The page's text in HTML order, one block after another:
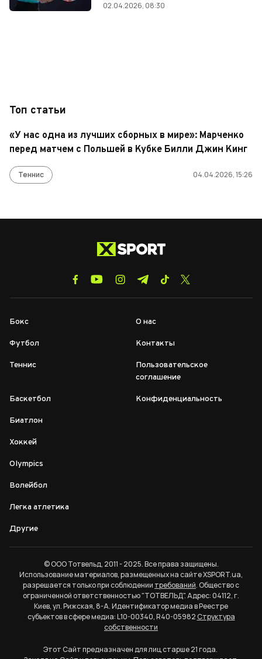
02.04.2026, 08:30
Топ статьи
«У нас одна из лучших сборных в мире»: Марченко
перед матчем с Польшей в Кубке Билли Джин Кинг
Теннис 04.04.2026, 15:26
Бокс
Футбол
Теннис
Баскетбол
Биатлон
Хоккей
Olympics
Волейбол
Легка атлетика
Другие
О нас
Контакты
Пользовательское
соглашение
Конфиденциальность
© ООО Тотвельд, 2011 - 2025. Все права защищены.
Использование материалов, размещенных на сайте XSPORT.ua,
разрешается только при соблюдении требований. Общество с
ограниченной ответственностью "ТОТВЕЛЬД". Адрес: 04112, г.
Киев, ул. Рижская, 8-А. Идентификатор медиа в Реестре
субъектов в сфере медиа: L10-00340, R40-05982Структура
собственности
Этот Сайт предназначен для лиц старше 21 года.